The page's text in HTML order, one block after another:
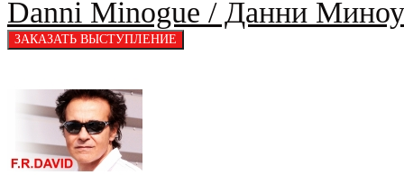
Danni Minogue / Данни